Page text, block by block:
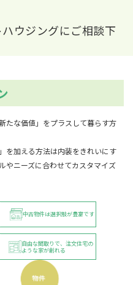
も丁寧に聞いていただき照
入れ撤去、床は段差無くし
と店長さんが下見に来て頂
する提案アドバイスを頂き
も同じにしてワンルームに
呂は土台からコンクリート
セントやTVアンテナの追加
ども快く引受けて頂けまし
防音に優れ、室内もエアコ
ウジングにご相談下
たな価値」をプラスして暮らす方
を加える方法は内装をきれいにす
やニーズに合わせてカスタマイズ
中古物件は選択肢が豊富です
自由な間取りで、注文住宅の
ような家が創れる